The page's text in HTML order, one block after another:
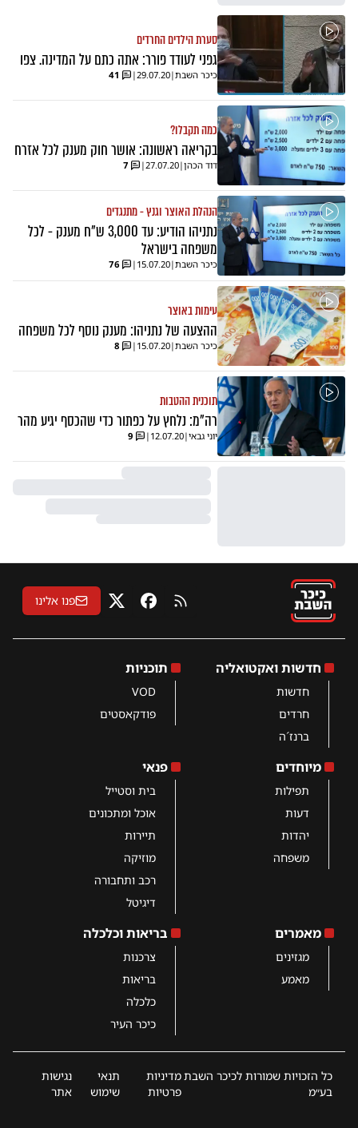
סערת הילדים החרדים
גפני לעודד פורר: אתה כתם על המדינה. צפו
כיכר השבת|
29.07.20
|
41
כמה תקבלו?
בקריאה ראשונה: אושר חוק מענק לכל אזרח
דוד הכהן|
27.07.20
|
7
הנהלת האוצר וגנץ - מתנגדים
נתניהו הודיע: עד 3,000 ש"ח מענק - לכל
משפחה בישראל
כיכר השבת|
15.07.20
|
76
עימות באוצר
ההצעה של נתניהו: מענק נוסף לכל משפחה
כיכר השבת|
15.07.20
|
8
תוכנית ההטבות
רה"מ: נלחץ על כפתור כדי שהכסף יגיע מהר
יוני גבאי|
12.07.20
|
9
RSS פייסבוקX פנו אלינו
חדשות ואקטואליה
חדשות
חרדים
ברנז´ה
תוכניות
VOD
פודקאסטים
מיוחדים
תפילות
דעות
יהדות
משפחה
פנאי
בית וסטייל
אוכל ומתכונים
תיירות
מוזיקה
רכב ותחבורה
דיגיטל
מאמרים
מגזינים
מאמע
בריאות וכלכלה
צרכנות
בריאות
כלכלה
כיכר העיר
כל הזכויות שמורות לכיכר השבת
בע״מ
מדיניות
פרטיות
תנאי
שימוש
נגישות
אתר